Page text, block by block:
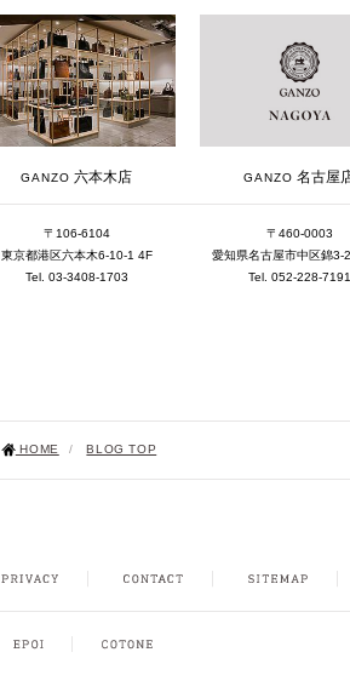
GANZO 六本木店
〒106-6104
東京都港区六本木6-10-1 4F
Tel. 03-3408-1703
GANZO 名古屋
〒460-0003
愛知県名古屋市中区錦3-
Tel. 052-228-7191
HOME / BLOG TOP